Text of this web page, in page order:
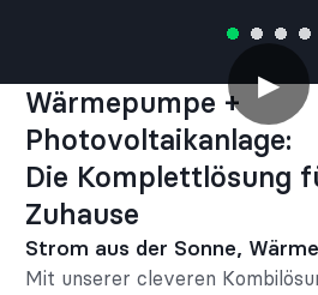
Wärmepumpe +
Photovoltaikanlage:
Die Komplettlösung
Zuhause
Strom aus der Sonne,
Mit unserer cleveren
▶